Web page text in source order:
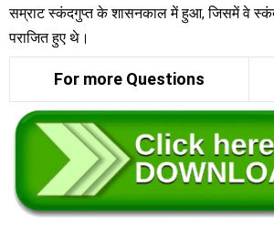
सम्राट स्कंदगुप्त के शासनकाल में हुआ, जिसमें वे
पराजित हुए थे।
For more Questions